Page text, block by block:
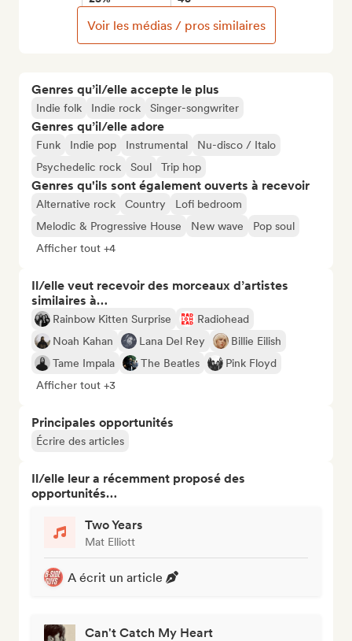
Genres qu’il/elle accepte le plus
Indie folk Indie rock Singer-songwriter
Genres qu’il/elle adore
Funk Indie pop Instrumental
Nu-disco / Italo
Psychedelic rock
Soul Trip hop
Genres qu'ils sont également ouverts à recevoir
Alternative rock Country
Lofi bedroom
Melodic & Progressive House
New wave
Pop soul
Afficher tout +4
Il/elle veut recevoir des morceaux d’artistes
similaires à…
Rainbow Kitten Surprise
Radiohead
Noah Kahan
Lana Del Rey
Billie Eilish
Tame Impala
The Beatles
Pink Floyd
Afficher tout +3
Principales opportunités
Écrire des articles
Il/elle leur a récemment proposé des
opportunités…
Two Years
Mat Elliott
A écrit un article
Can't Catch My Heart
Voir les médias / pros similaires